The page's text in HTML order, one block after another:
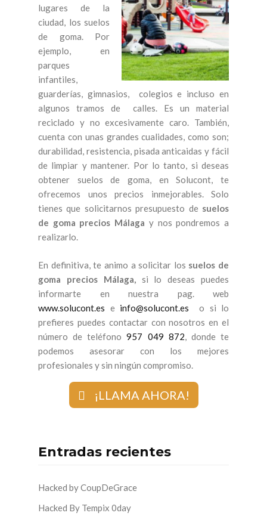
lugares de la
ciudad, los suelos
de goma. Por
ejemplo, en
parques
infantiles,
guarderías, gimnasios, colegios e incluso en
algunos tramos de calles. Es un material
reciclado y no excesivamente caro. También,
cuenta con unas grandes cualidades, como son;
durabilidad, resistencia, pisada anticaidas y fácil
de limpiar y mantener. Por lo tanto, si deseas
obtener suelos de goma, en Solucont, te
ofrecemos unos precios inmejorables. Solo
tienes que solicitarnos presupuesto de suelos
de goma precios Málaga y nos pondremos a
realizarlo.
En definitiva, te animo a solicitar los suelos de
goma precios Málaga,si lo deseas puedes
informarte en nuestra pag. web
www.solucont.es e info@solucont.es o si lo
prefieres puedes contactar con nosotros en el
número de teléfono957 049 872, donde te
podemos asesorar con los mejores
profesionales y sin ningún compromiso.
¡LLAMA AHORA!
Entradas recientes
Hacked by CoupDeGrace
Hacked By Tempix 0day